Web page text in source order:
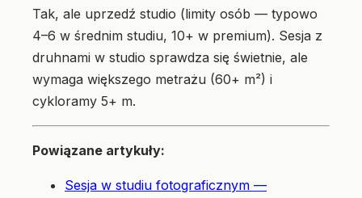
Tak, ale uprzedź studio (limity osób — typowo
4–6 w średnim studiu, 10+ w premium). Sesja z
druhnami w studio sprawdza się świetnie, ale
wymaga większego metrażu (60+ m²) i
cykloramy 5+ m.
Powiązane artykuły:
Sesja w studiu fotograficznym —